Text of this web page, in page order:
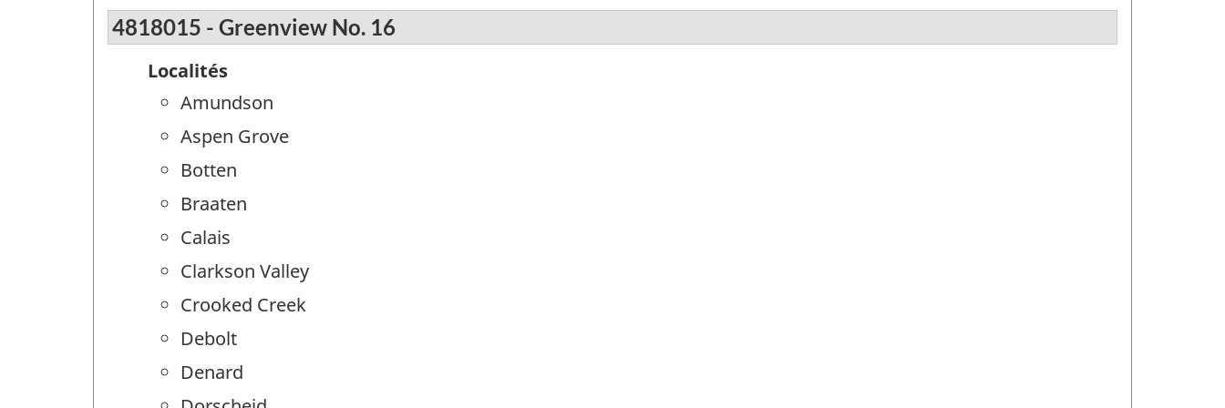
4818015 - Greenview No. 16
Localités
Amundson
Aspen Grove
Botten
Braaten
Calais
Clarkson Valley
Crooked Creek
Debolt
Denard